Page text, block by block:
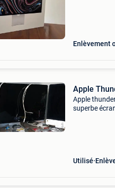
Enlèvement
Apple
Apple
superbe
Utilisé